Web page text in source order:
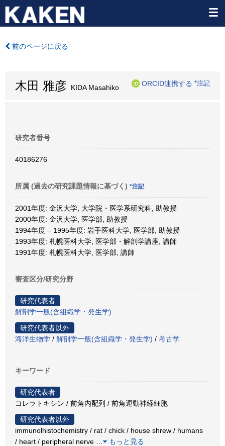
前のページに戻る
木田 雅彦 KIDA Masahiko
ORCID連携する *注記
研究者番号
40186276
所属 (過去の研究課題情報に基づく) *注記
2001年度: 金沢大学, 大学院・医学系研究科, 助教授
2000年度: 金沢大学, 医学部, 助教授
1994年度 – 1995年度: 岩手医科大学, 医学部, 助教授
1993年度: 札幌医科大学, 医学部・解剖学講座, 講師
1991年度: 札幌医科大学, 医学部, 講師
審査区分/研究分野
研究代表者
解剖学一般(含組織学・発生学)
研究代表者以外
海洋生物学 / 解剖学一般(含組織学・発生学) / 考古学
キーワード
研究代表者
コレラトキシン / 前角内配列 / 前角運動神経細胞
研究代表者以外
immunolhistochemistry / rat / chick / house shrew / humans
/ heart / peripheral nerve
もっと見る